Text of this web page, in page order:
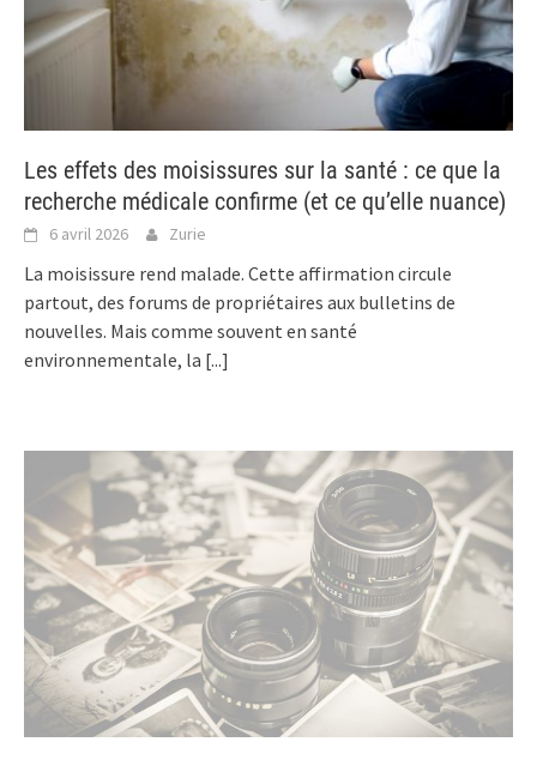
Les effets des moisissures sur la santé : ce que la
recherche médicale confirme (et ce qu’elle nuance)
6 avril 2026 Zurie
La moisissure rend malade. Cette affirmation circule
partout, des forums de propriétaires aux bulletins de
nouvelles. Mais comme souvent en santé
environnementale, la [...]